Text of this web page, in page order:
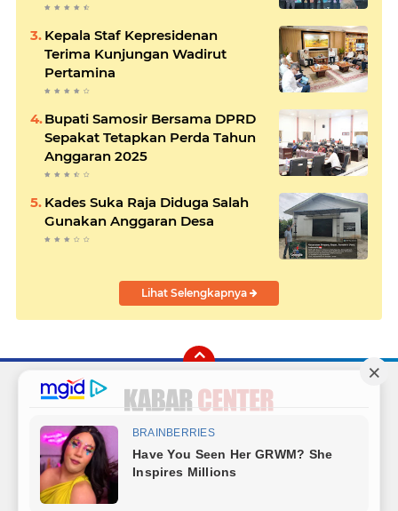
Kepala Staf Kepresidenan
Terima Kunjungan Wadirut
Pertamina
Bupati Samosir Bersama DPRD
Sepakat Tetapkan Perda Tahun
Anggaran 2025
Kades Suka Raja Diduga Salah
Gunakan Anggaran Desa
Lihat Selengkapnya
FacebookInstagram
TwitterYouTube
Redaksi Sitemap